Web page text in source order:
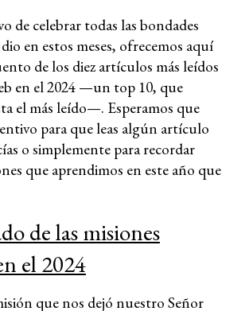
de celebrar todas las bondades
en estos meses, ofrecemos aquí
de los diez artículos más leídos
en el 2024 —un top 10, que
el más leído—. Esperamos que
para que leas algún artículo
o simplemente para recordar
que aprendimos en este año que
de las misiones
el 2024
que nos dejó nuestro Señor